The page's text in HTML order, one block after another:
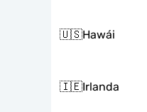
🇺🇸Hawái
🇮🇪Irlanda